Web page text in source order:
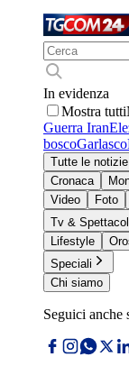
In evidenza
Mostra tutti
Guerra Iran
boscoGarlasco
Tutte le
Cronaca
Video
Foto
Tv &
Lifestyle
Speciali
Chi siamo
Seguici anche